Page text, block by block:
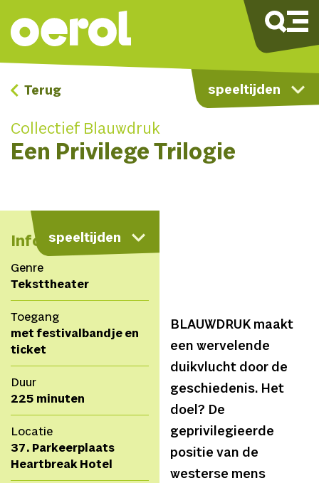
speeltijden
Terug
Collectief Blauwdruk
Een Privilege Trilogie
speeltijden
kaart
Info
Genre
Teksttheater
Toegang
met festivalbandje en
ticket
Duur
225 minuten
Locatie
37. Parkeerplaats
Heartbreak Hotel
BLAUWDRUK maakt
een wervelende
duikvlucht door de
geschiedenis. Het
doel? De
geprivilegieerde
positie van de
westerse mens